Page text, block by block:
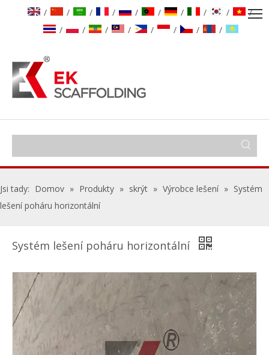
/ / / / / / / / /
/
/
/ / / / / / /
Jsi tady: Domov » Produkty » skrýt » Výrobce lešení » Systém
lešení poháru horizontální
Systém lešení poháru horizontální